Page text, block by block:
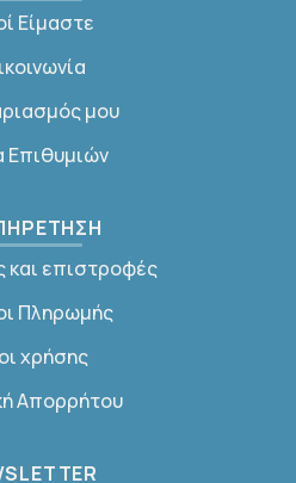
Είμαστε
μου
Επιθυμιών
επιστροφές
Πληρωμής
χρήσης
Απορρήτου